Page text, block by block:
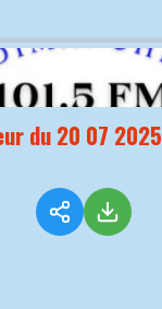
du 20 07 2025